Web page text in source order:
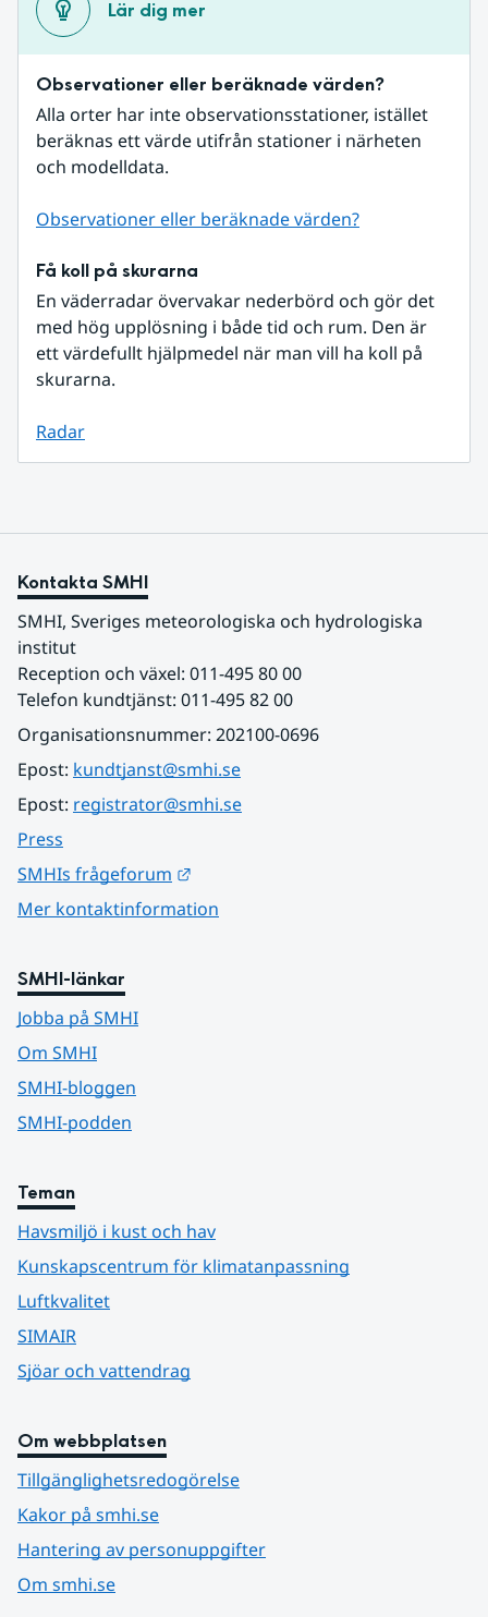
Lär dig mer
Observationer eller beräknade värden?
Alla orter har inte observationsstationer, istället
beräknas ett värde utifrån stationer i närheten
och modelldata.
Observationer eller beräknade värden?
Få koll på skurarna
En väderradar övervakar nederbörd och gör det
med hög upplösning i både tid och rum. Den är
ett värdefullt hjälpmedel när man vill ha koll på
skurarna.
Radar
Kontakta SMHI
SMHI, Sveriges meteorologiska och hydrologiska
institut
Reception och växel: 011-495 80 00
Telefon kundtjänst: 011-495 82 00
Organisationsnummer: 202100-0696
Epost: kundtjanst@smhi.se
Epost: registrator@smhi.se
Press
SMHIs frågeforum
Mer kontaktinformation
SMHI-länkar
Jobba på SMHI
Om SMHI
SMHI-bloggen
SMHI-podden
Teman
Havsmiljö i kust och hav
Kunskapscentrum för klimatanpassning
Luftkvalitet
SIMAIR
Sjöar och vattendrag
Om webbplatsen
Tillgänglighetsredogörelse
Kakor på smhi.se
Hantering av personuppgifter
Om smhi.se